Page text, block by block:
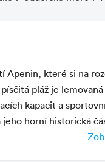
Apenin, které si na
pláž je
kapacit a
horní historická
Pro rodiny s